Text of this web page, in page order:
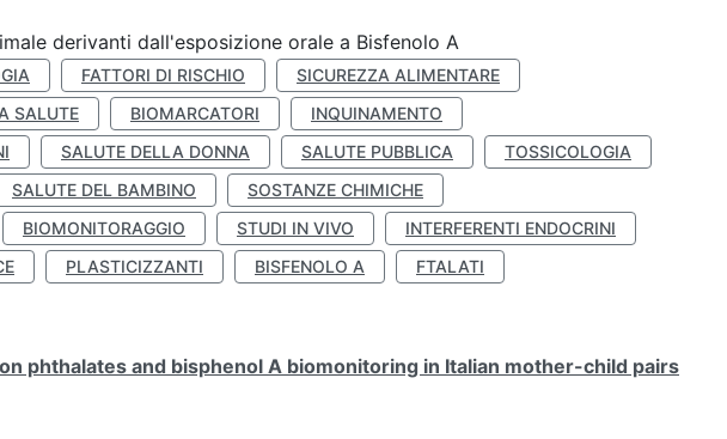
derivanti dall'esposizione orale a Bisfenolo A
FATTORI DI RISCHIO
SICUREZZA ALIMENTARE
SALUTE BIOMARCATORI
INQUINAMENTO
SALUTE DELLA DONNA SALUTE PUBBLICA
TOSSICOLOGIA
SALUTE DEL BAMBINO
SOSTANZE CHIMICHE
BIOMONITORAGGIO STUDI IN VIVO
INTERFERENTI ENDOCRINI
PLASTICIZZANTI BISFENOLO A
FTALATI
on phthalates and bisphenol A biomonitoring in Italian mother-child pairs